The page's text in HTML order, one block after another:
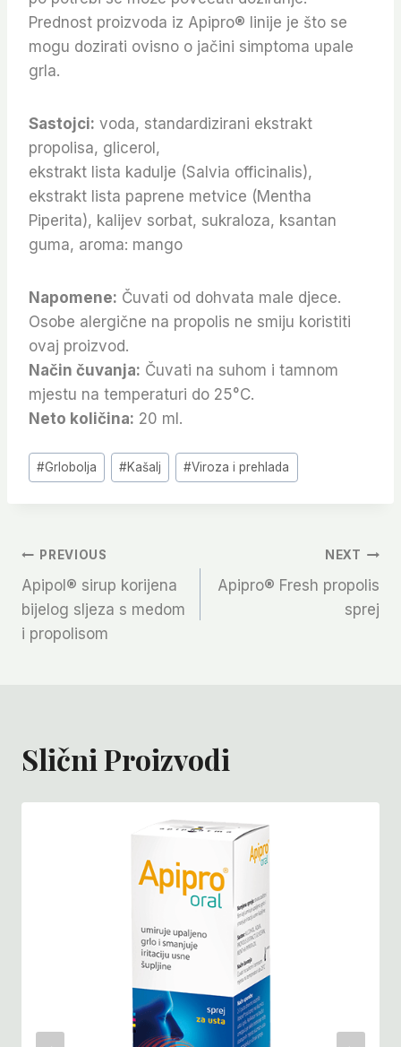
Prednost proizvoda iz Apipro® linije je što se
mogu dozirati ovisno o jačini simptoma upale
grla.
Sastojci: voda, standardizirani ekstrakt
propolisa, glicerol,
ekstrakt lista kadulje (Salvia officinalis),
ekstrakt lista paprene metvice (Mentha
Piperita), kalijev sorbat, sukraloza, ksantan
guma, aroma: mango
Napomene: Čuvati od dohvata male djece.
Osobe alergične na propolis ne smiju koristiti
ovaj proizvod.
Način čuvanja: Čuvati na suhom i tamnom
mjestu na temperaturi do 25°C.
Neto količina: 20 ml.
Post
Tags:
#Grlobolja #Kašalj #Viroza i prehlada
Navigacija
Članaka
PREVIOUS
Apipol® sirup korijena
bijelog sljeza s medom
i propolisom
NEXT
Apipro® Fresh propolis
sprej
Slični Proizvodi